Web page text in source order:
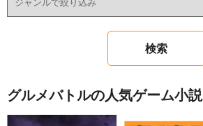
グルメバトルの人気ゲーム小説